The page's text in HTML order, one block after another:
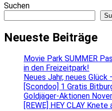
Suchen
Neueste Beiträge
Movie Park SUMMER
in den Freizeitpark!
Neues Jahr, neues
[Scondoo] 1 Gratis
Goldjäger-Aktionen
[REWE] HEY CLAY